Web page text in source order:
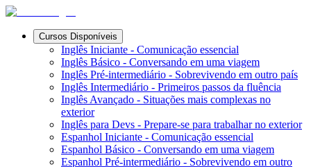
Cursos Disponíveis
Inglês Iniciante - Comunicação essencial
Inglês Básico - Conversando em uma viagem
Inglês Pré-intermediário - Sobrevivendo em outro país
Inglês Intermediário - Primeiros passos da fluência
Inglês Avançado - Situações mais complexas no
exterior
Inglês para Devs - Prepare-se para trabalhar no exterior
Espanhol Iniciante - Comunicação essencial
Espanhol Básico - Conversando em uma viagem
Espanhol Pré-intermediário - Sobrevivendo em outro